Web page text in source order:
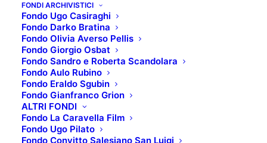
FONDI ARCHIVISTICI
Fondo Ugo Casiraghi
Fondo Darko Bratina
Fondo Olivia Averso Pellis
Fondo Giorgio Osbat
Fondo Sandro e Roberta Scandolara
Fondo Aulo Rubino
Fondo Eraldo Sgubin
Fondo Gianfranco Grion
ALTRI FONDI
Fondo La Caravella Film
Fondo Ugo Pilato
Fondo Convitto Salesiano San Luigi
#èFF